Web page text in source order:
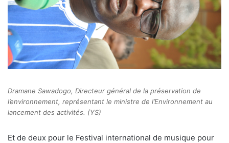
Dramane Sawadogo, Directeur général de la préservation de
l’environnement, représentant le ministre de l’Environnement au
lancement des activités. (YS)
Et de deux pour le Festival international de musique pour